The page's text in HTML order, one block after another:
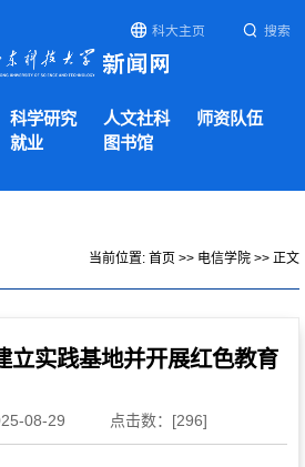
科大主页 搜索
科学研究 人文社科
师资队伍
就业 图书馆
当前位置: 首页 >> 电信学院 >> 正文
立实践基地并开展红色教育
08-29 点击数：[296]